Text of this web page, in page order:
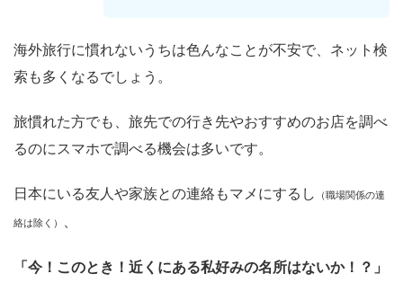
海外旅行に慣れないうちは色んなことが不安で、ネット検
索も多くなるでしょう。
旅慣れた方でも、旅先での行き先やおすすめのお店を調べ
るのにスマホで調べる機会は多いです。
日本にいる友人や家族との連絡もマメにするし （職場関係の連
絡は除く） 、
「今！このとき！近くにある私好みの名所はないか！？」